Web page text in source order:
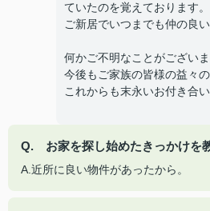
ていたのを覚えております。
ご新居でいつまでも仲の良
何かご不明なことがござい
今後もご家族の皆様の益々
これからも末永いお付き合
Q. お家を探し始めたきっかけを
A.近所に良い物件があったから。